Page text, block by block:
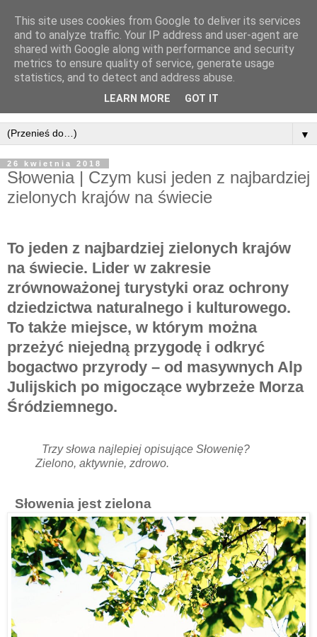
▼
26 kwietnia 2018
Słowenia | Czym kusi jeden z najbardziej
zielonych krajów na świecie
To jeden z najbardziej zielonych krajów
na świecie. Lider w zakresie
zrównoważonej turystyki oraz ochrony
dziedzictwa naturalnego i kulturowego.
To także miejsce, w którym można
przeżyć niejedną przygodę i odkryć
bogactwo przyrody – od masywnych Alp
Julijskich po migoczące wybrzeże Morza
Śródziemnego.
Trzy słowa najlepiej opisujące Słowenię?
Zielono, aktywnie, zdrowo.
Słowenia jest zielona
This site uses cookies from Google to deliver its services
and to analyze traffic. Your IP address and user-agent are
shared with Google along with performance and security
metrics to ensure quality of service, generate usage
statistics, and to detect and address abuse.
LEARN MORE GOT IT